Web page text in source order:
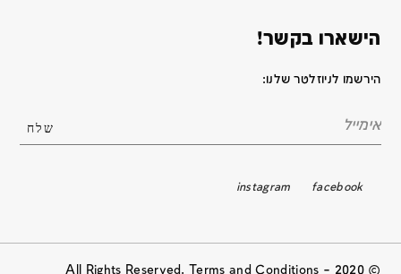
הישארו בקשר!
הירשמו לניוזלטר שלנו:
facebook
instagram
© 2020 All Rights Reserved. Terms and Conditions –